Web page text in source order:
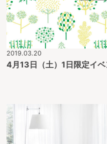
2019.03.20
4月13日（土）1日限定イ